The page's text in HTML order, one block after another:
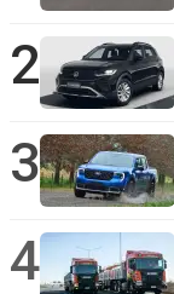
2
3
4